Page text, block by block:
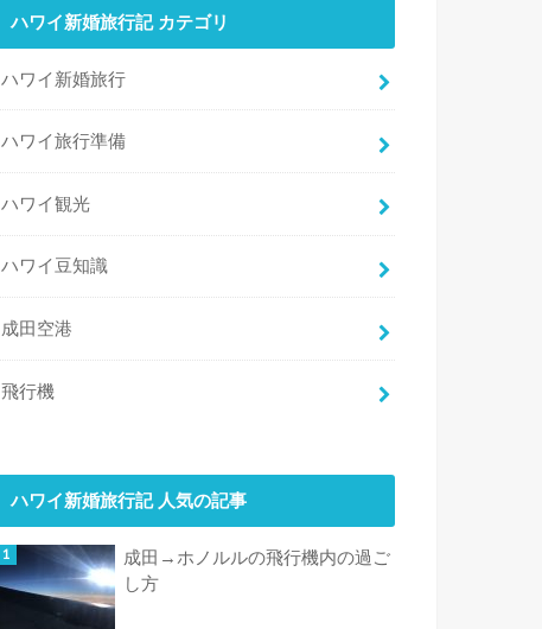
ハワイ新婚旅行記 カテゴリ
ハワイ新婚旅行
ハワイ旅行準備
ハワイ観光
ハワイ豆知識
成田空港
飛行機
ハワイ新婚旅行記 人気の記事
成田→ホノルルの飛行機内の過ご
し方